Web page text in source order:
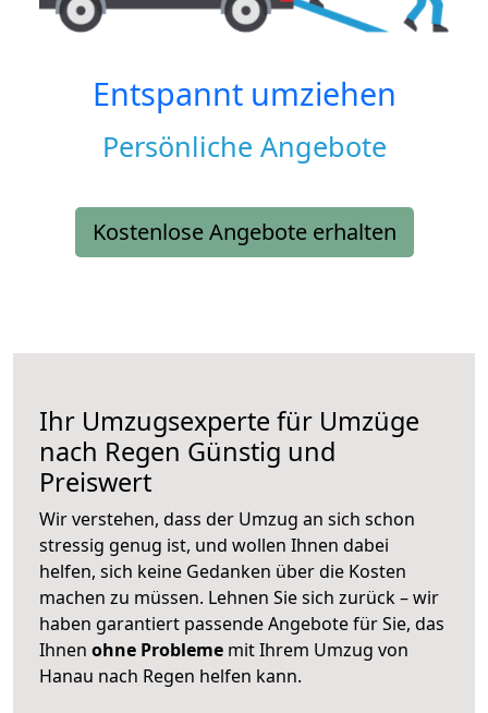
Entspannt umziehen
Persönliche Angebote
Kostenlose Angebote erhalten
Ihr Umzugsexperte für Umzüge
nach Regen Günstig und
Preiswert
Wir verstehen, dass der Umzug an sich schon
stressig genug ist, und wollen Ihnen dabei
helfen, sich keine Gedanken über die Kosten
machen zu müssen. Lehnen Sie sich zurück – wir
haben garantiert passende Angebote für Sie, das
Ihnen ohne Probleme mit Ihrem Umzug von
Hanau nach Regen helfen kann.